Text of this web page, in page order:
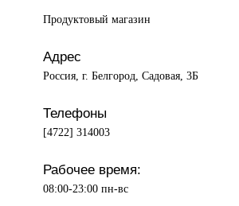
Продуктовый магазин
Адрес
Россия, г. Белгород, Садовая, 3Б
Телефоны
[4722] 314003
Рабочее время:
08:00-23:00 пн-вс